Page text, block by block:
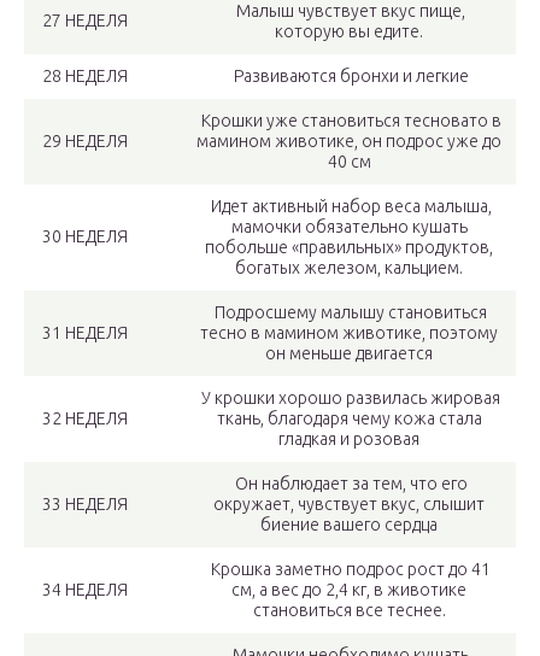
27 НЕДЕЛЯ
Малыш чувствует вкус пище,
которую вы едите.
28 НЕДЕЛЯ Развиваются бронхи и легкие
29 НЕДЕЛЯ
Крошки уже становиться тесновато в
мамином животике, он подрос уже до
40 см
30 НЕДЕЛЯ
Идет активный набор веса малыша,
мамочки обязательно кушать
побольше «правильных» продуктов,
богатых железом, кальцием.
31 НЕДЕЛЯ
Подросшему малышу становиться
тесно в мамином животике, поэтому
он меньше двигается
32 НЕДЕЛЯ
У крошки хорошо развилась жировая
ткань, благодаря чему кожа стала
гладкая и розовая
33 НЕДЕЛЯ
Он наблюдает за тем, что его
окружает, чувствует вкус, слышит
биение вашего сердца
34 НЕДЕЛЯ
Крошка заметно подрос рост до 41
см, а вес до 2,4 кг, в животике
становиться все теснее.